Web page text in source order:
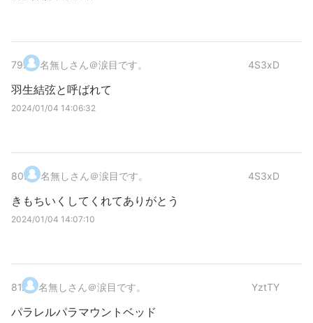
79. 名無しさん＠涙目です。 4S3xD
羽生結弦と呼ばれて
2024/01/04 14:06:32
80. 名無しさん＠涙目です。 4S3xD
きもちいくしてくれてありがとう
2024/01/04 14:07:10
81. 名無しさん＠涙目です。 YztTY
パラレルパラマウントベッド